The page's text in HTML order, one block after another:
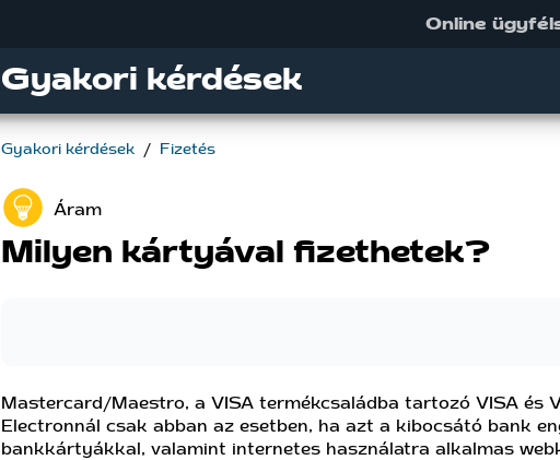
Online
Gyakori kérdések
Gyakori kérdések / Fizetés
Áram
Milyen kártyával fizethetek?
Mastercard/Maestro, a VISA termékcsaládba tartozó VISA és
Electronnál csak abban az esetben, ha azt a kibocsátó bank
bankkártyákkal, valamint internetes használatra alkalmas